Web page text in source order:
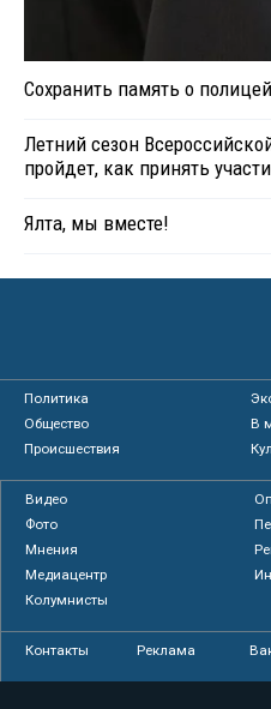
Сохранить память о
Летний сезон
пройдет, как принять
Ялта, мы вместе!
Политика
Общество
В
Происшествия
Видео
Фото
Мнения
Медиацентр
Колумнисты
Контакты Реклама